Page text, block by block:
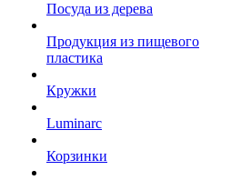
Посуда из дерева
Продукция из пищевого
пластика
Кружки
Luminarc
Корзинки